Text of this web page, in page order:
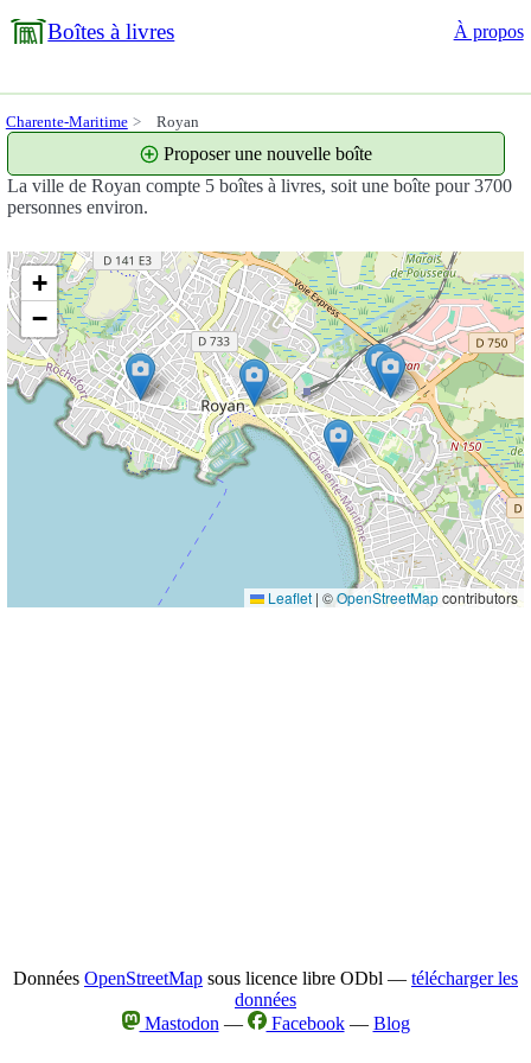
Boîtes à livres À propos
Charente-Maritime Royan
La ville de Royan compte 5 boîtes à livres, soit une boîte pour 3700
personnes environ.
Proposer une nouvelle boîte
+
−
Leaflet | ©OpenStreetMapcontributors
Données OpenStreetMap sous licence libre ODbl — télécharger les
données
Mastodon — Facebook— Blog